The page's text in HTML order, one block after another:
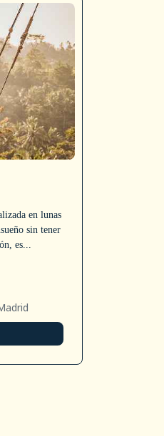
en lunas
sin tener
es...